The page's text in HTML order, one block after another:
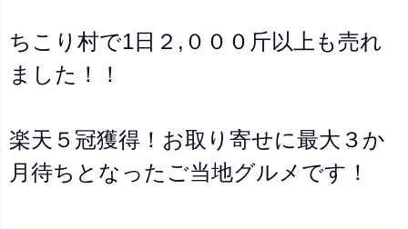
ちこり村で1日２,０００斤以上も売れ
ました！！
楽天５冠獲得！お取り寄せに最大３か
月待ちとなったご当地グルメです！